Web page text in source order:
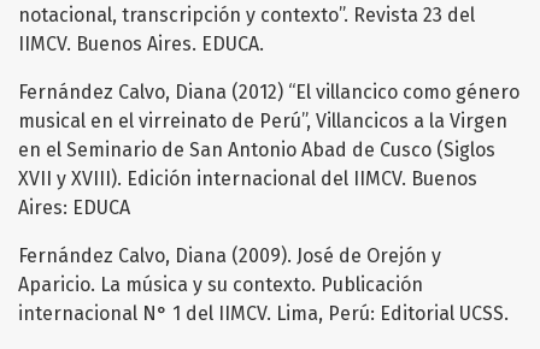
notacional, transcripción y contexto”. Revista 23 del
IIMCV. Buenos Aires. EDUCA.
Fernández Calvo, Diana (2012) “El villancico como género
musical en el virreinato de Perú”, Villancicos a la Virgen
en el Seminario de San Antonio Abad de Cusco (Siglos
XVII y XVIII). Edición internacional del IIMCV. Buenos
Aires: EDUCA
Fernández Calvo, Diana (2009). José de Orejón y
Aparicio. La música y su contexto. Publicación
internacional N° 1 del IIMCV. Lima, Perú: Editorial UCSS.